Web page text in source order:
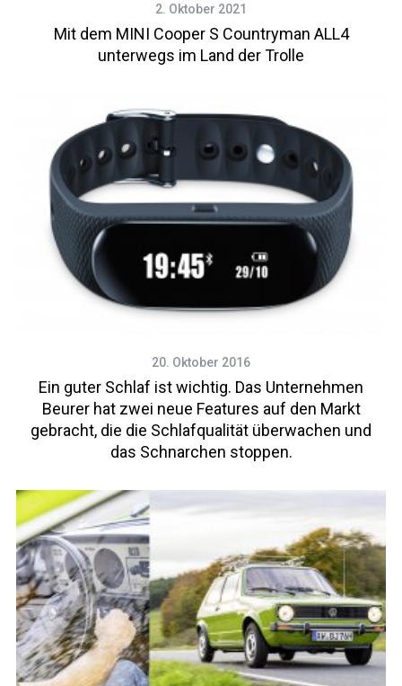
2. Oktober 2021
Mit dem MINI Cooper S Countryman ALL4
unterwegs im Land der Trolle
20. Oktober 2016
Ein guter Schlaf ist wichtig. Das Unternehmen
Beurer hat zwei neue Features auf den Markt
gebracht, die die Schlafqualität überwachen und
das Schnarchen stoppen.